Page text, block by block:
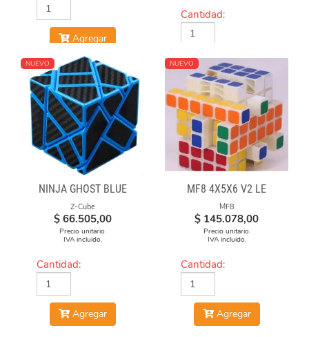
Agregar
Cantidad:
Agregar
NUEVO
NINJA GHOST BLUE
Z-Cube
$ 66.505,00
Precio unitario.
IVA incluido.
Cantidad:
Agregar
NUEVO
MF8 4X5X6 V2 LE
MF8
$ 145.078,00
Precio unitario.
IVA incluido.
Cantidad:
Agregar